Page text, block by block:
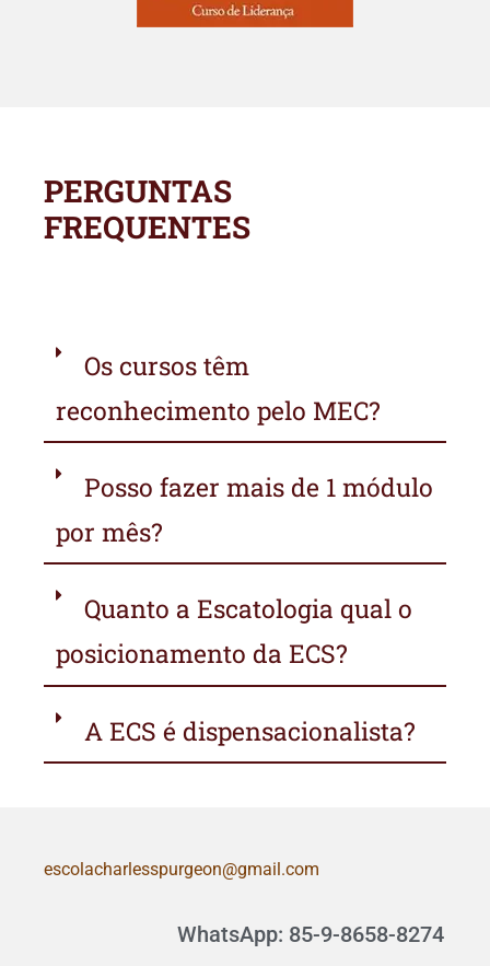
PERGUNTAS
FREQUENTES
Os cursos têm
reconhecimento pelo MEC?
Posso fazer mais de 1 módulo
por mês?
Quanto a Escatologia qual o
posicionamento da ECS?
A ECS é dispensacionalista?
escolacharlesspurgeon@gmail.com
WhatsApp: 85-9-8658-8274